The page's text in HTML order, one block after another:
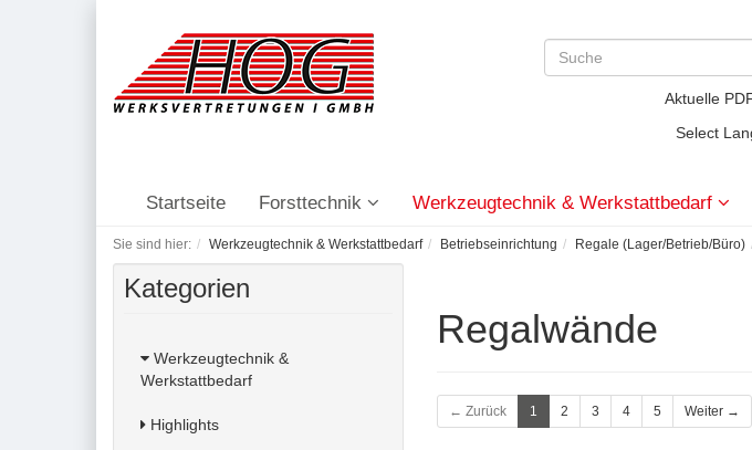
Aktuelle
Select
Startseite Forsttechnik Werkzeugtechnik & Werkstattbedarf
Sie sind hier: Werkzeugtechnik & Werkstattbedarf Betriebseinrichtung Regale (Lager/Betrieb/Büro)
Kategorien
Werkzeugtechnik &
Werkstattbedarf
Highlights
Regalwände
← Zurück 1 2 3 4 5 Weiter →